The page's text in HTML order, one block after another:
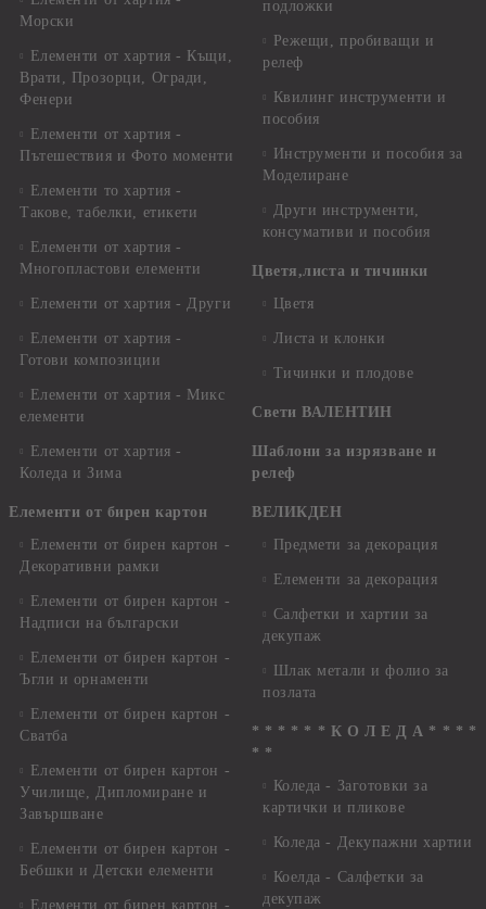
Морски
Елементи от хартия - Къщи,
Врати, Прозорци, Огради,
Фенери
Елементи от хартия -
Пътешествия и Фото моменти
Елементи то хартия -
Такове, табелки, етикети
Елементи от хартия -
Многопластови елементи
Елементи от хартия - Други
Елементи от хартия -
Готови композиции
Елементи от хартия - Микс
елементи
Елементи от хартия -
Коледа и Зима
Елементи от бирен картон
Елементи от бирен картон -
Декоративни рамки
Елементи от бирен картон -
Надписи на български
Елементи от бирен картон -
Ъгли и орнаменти
Елементи от бирен картон -
Сватба
Елементи от бирен картон -
Училище, Дипломиране и
Завършване
Елементи от бирен картон -
Бебшки и Детски елементи
Елементи от бирен картон -
подложки
Режещи, пробиващи и
релеф
Квилинг инструменти и
пособия
Инструменти и пособия за
Моделиране
Други инструменти,
консумативи и пособия
Цветя,листа и тичинки
Цветя
Листа и клонки
Тичинки и плодове
Свети ВАЛЕНТИН
Шаблони за изрязване и
релеф
ВЕЛИКДЕН
Предмети за декорация
Елементи за декорация
Салфетки и хартии за
декупаж
Шлак метали и фолио за
позлата
* * * * * * К О Л Е Д А * * * *
* *
Коледа - Заготовки за
картички и пликове
Коледа - Декупажни хартии
Коелда - Салфетки за
декупаж